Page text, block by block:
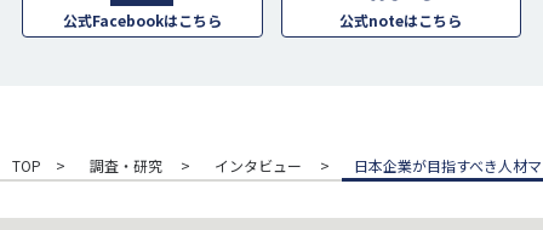
公式Facebookはこちら 公式noteはこちら
TOP 調査・研究 インタビュー 日本企業が目指すべき人材